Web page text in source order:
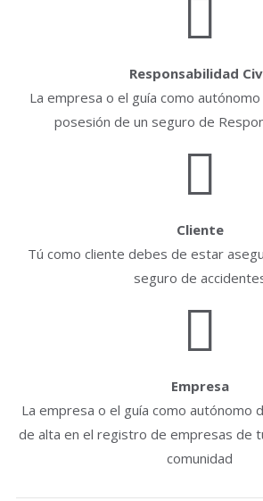
Responsabilidad
La empresa o el guía como
posesión de un seguro de
Cliente
Tú como cliente debes de estar
seguro de
Empresa
La empresa o el guía como autónomo
de alta en el registro de empresas de
comunidad